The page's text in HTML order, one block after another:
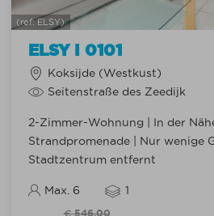
ELSY I 0101
(ref: ELSY)
Koksijde (Westkust)
Seitenstraße des Zeedijk
2-Zimmer-Wohnung | In der
Strandpromenade | Nur wenige
Stadtzentrum entfernt
Max. 6 1
€ 546,00